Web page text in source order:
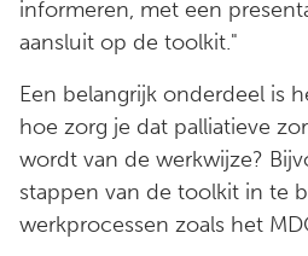
informeren, met een
aansluit op de toolkit."
Een belangrijk onderdeel is
hoe zorg je dat palliatieve
wordt van de werkwijze?
stappen van de toolkit in te
werkprocessen zoals het